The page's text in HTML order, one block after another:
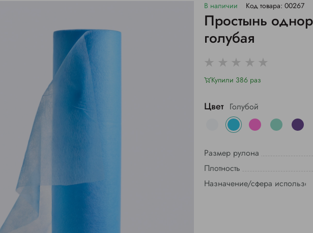
В наличии Код товара: 00267
Простынь
голубая
Купили 386 раз
Цвет Голубой
Размер рулона
Плотность
Назначение/сфера